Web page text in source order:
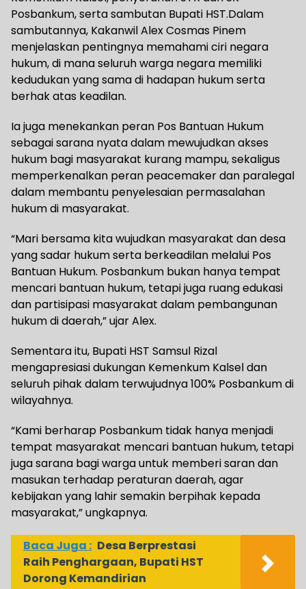
Posbankum, serta sambutan Bupati HST.‎‎Dalam
sambutannya, Kakanwil Alex Cosmas Pinem
menjelaskan pentingnya memahami ciri negara
hukum, di mana seluruh warga negara memiliki
kedudukan yang sama di hadapan hukum serta
berhak atas keadilan.
Ia juga menekankan peran Pos Bantuan Hukum
sebagai sarana nyata dalam mewujudkan akses
hukum bagi masyarakat kurang mampu, sekaligus
memperkenalkan peran peacemaker dan paralegal
dalam membantu penyelesaian permasalahan
hukum di masyarakat.‎‎
“Mari bersama kita wujudkan masyarakat dan desa
yang sadar hukum serta berkeadilan melalui Pos
Bantuan Hukum. Posbankum bukan hanya tempat
mencari bantuan hukum, tetapi juga ruang edukasi
dan partisipasi masyarakat dalam pembangunan
hukum di daerah,” ujar Alex.
‎‎Sementara itu, Bupati HST Samsul Rizal
mengapresiasi dukungan Kemenkum Kalsel dan
seluruh pihak dalam terwujudnya 100% Posbankum di
wilayahnya.
‎‎“Kami berharap Posbankum tidak hanya menjadi
tempat masyarakat mencari bantuan hukum, tetapi
juga sarana bagi warga untuk memberi saran dan
masukan terhadap peraturan daerah, agar
kebijakan yang lahir semakin berpihak kepada
masyarakat,” ungkapnya.‎‎
Baca Juga : Desa Berprestasi
Raih Penghargaan, Bupati HST
Dorong Kemandirian